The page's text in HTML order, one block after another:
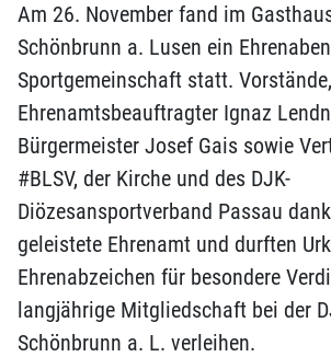
Am 26. November fand im
Schönbrunn a. Lusen ein
Sportgemeinschaft statt. Vorstände,
Ehrenamtsbeauftragter Ignaz
Bürgermeister Josef Gais sowie
#BLSV, der Kirche und des DJK-
Diözesansportverband Passau
geleistete Ehrenamt und durften
Ehrenabzeichen für besondere
langjährige Mitgliedschaft bei der
Schönbrunn a. L. verleihen.